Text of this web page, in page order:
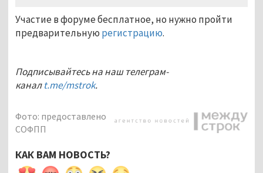
Участие в форуме бесплатное, но нужно пройти
предварительную регистрацию.
Подписывайтесь на наш телеграм-
каналt.me/mstrok.
Фото: предоставлено
СОФПП
КАК ВАМ НОВОСТЬ?